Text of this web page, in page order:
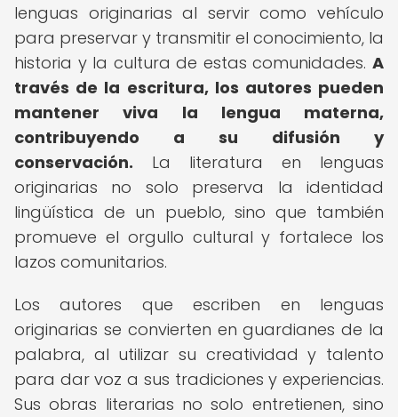
lenguas originarias al servir como vehículo
para preservar y transmitir el conocimiento, la
historia y la cultura de estas comunidades. A
través de la escritura, los autores pueden
mantener viva la lengua materna,
contribuyendo a su difusión y
conservación. La literatura en lenguas
originarias no solo preserva la identidad
lingüística de un pueblo, sino que también
promueve el orgullo cultural y fortalece los
lazos comunitarios.
Los autores que escriben en lenguas
originarias se convierten en guardianes de la
palabra, al utilizar su creatividad y talento
para dar voz a sus tradiciones y experiencias.
Sus obras literarias no solo entretienen, sino